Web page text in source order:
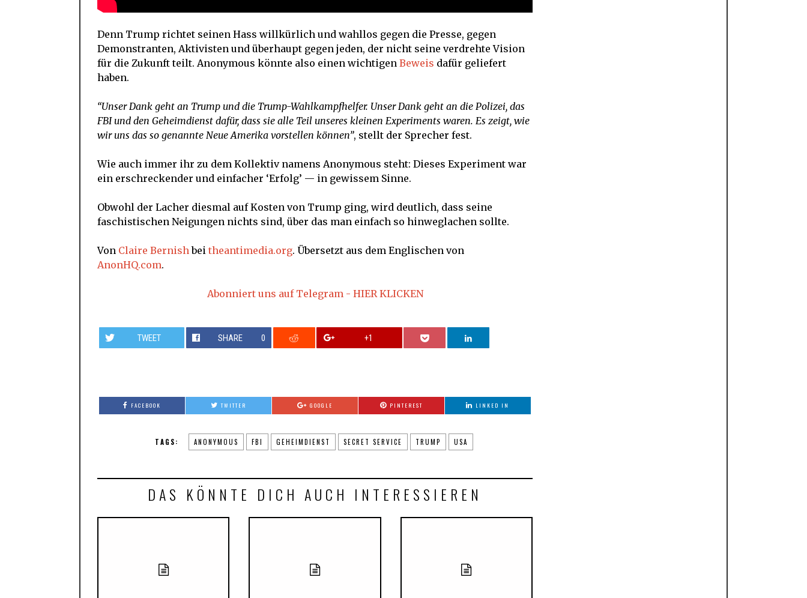
Denn Trump richtet seinen Hass willkürlich und wahllos gegen die Presse, gegen
Demonstranten, Aktivisten und überhaupt gegen jeden, der nicht seine verdrehte Vision
für die Zukunft teilt. Anonymous könnte also einen wichtigen Beweis dafür geliefert
haben.
“Unser Dank geht an Trump und die Trump-Wahlkampfhelfer. Unser Dank geht an die Polizei, das
FBI und den Geheimdienst dafür, dass sie alle Teil unseres kleinen Experiments waren. Es zeigt, wie
wir uns das so genannte Neue Amerika vorstellen können”, stellt der Sprecher fest.
Wie auch immer ihr zu dem Kollektiv namens Anonymous steht: Dieses Experiment war
ein erschreckender und einfacher ‘Erfolg’ — in gewissem Sinne.
Obwohl der Lacher diesmal auf Kosten von Trump ging, wird deutlich, dass seine
faschistischen Neigungen nichts sind, über das man einfach so hinweglachen sollte.
Von Claire Bernishbei theantimedia.org. Übersetzt aus dem Englischen von
AnonHQ.com.
Abonniert uns auf Telegram - HIER KLICKEN
TWEET SHARE 0 +1
FACEBOOK TWITTER GOOGLE PINTEREST LINKED IN
TAGS: ANONYMOUS FBI GEHEIMDIENST SECRET SERVICE TRUMP USA
DAS KÖNNTE DICH AUCH INTERESSIEREN